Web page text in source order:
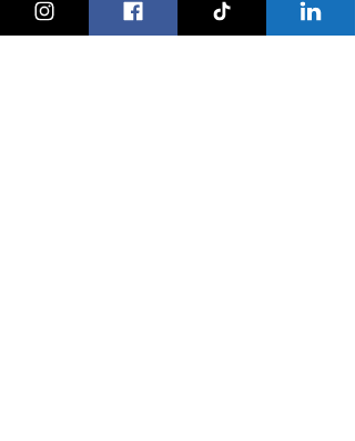
On bouge les familles ou bien ?!